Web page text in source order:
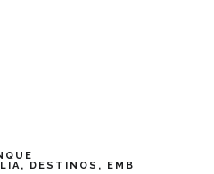
DESTINOS EMBAJADORES